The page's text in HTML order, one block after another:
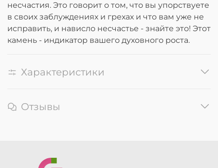
несчастия. Это говорит о том, что вы упорствуете
в своих заблуждениях и грехах и что вам уже не
исправить, и нависло несчастье - знайте это! Этот
камень - индикатор вашего духовного роста.
Характеристики
Отзывы